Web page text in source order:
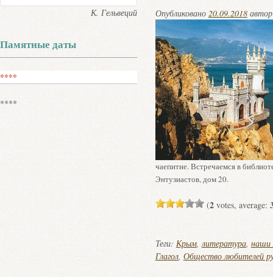
Опубликовано 20.09.2018
чаепитие. Встречаемся в
Энтузиастов, дом 20.
(2votes, average:
Теги: Крым,литература, наши
Глагол, Общество любителей
К. Гельвеций
Памятные даты
****
****